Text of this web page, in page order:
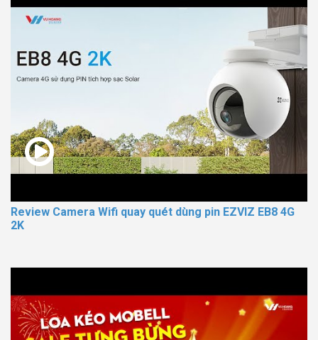
Review Camera Wifi quay quét dùng pin EZVIZ EB8 4G
2K